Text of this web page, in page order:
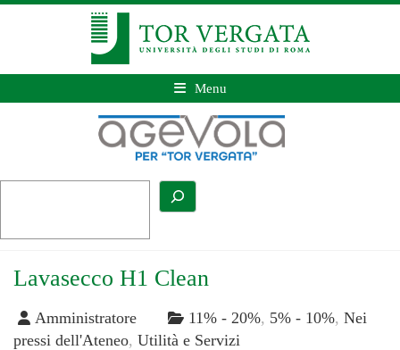
Menu
Lavasecco H1 Clean
Amministratore 11% - 20%, 5% - 10%, Nei
pressi dell'Ateneo, Utilità e Servizi